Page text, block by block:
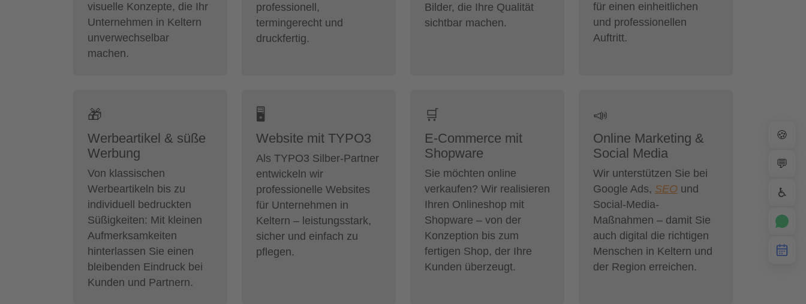
visuelle Konzepte, die Ihr
Unternehmen in Keltern
unverwechselbar
machen.
professionell,
termingerecht und
druckfertig.
Bilder, die Ihre Qualität
sichtbar machen.
für einen einheitlichen
und professionellen
Auftritt.
🎁
Werbeartikel & süße
Werbung
Von klassischen
Werbeartikeln bis zu
individuell bedruckten
Süßigkeiten: Mit kleinen
Aufmerksamkeiten
hinterlassen Sie einen
bleibenden Eindruck bei
Kunden und Partnern.
🖥
Website mit TYPO3
Als TYPO3 Silber-Partner
entwickeln wir
professionelle Websites
für Unternehmen in
Keltern – leistungsstark,
sicher und einfach zu
pflegen.
🛒
E-Commerce mit
Shopware
Sie möchten online
verkaufen? Wir realisieren
Ihren Onlineshop mit
Shopware – von der
Konzeption bis zum
fertigen Shop, der Ihre
Kunden überzeugt.
📣
Online Marketing &
Social Media
Wir unterstützen Sie bei
Google Ads, SEO und
Social-Media-
Maßnahmen – damit Sie
auch digital die richtigen
Menschen in Keltern und
der Region erreichen.
🍪
💬
♿